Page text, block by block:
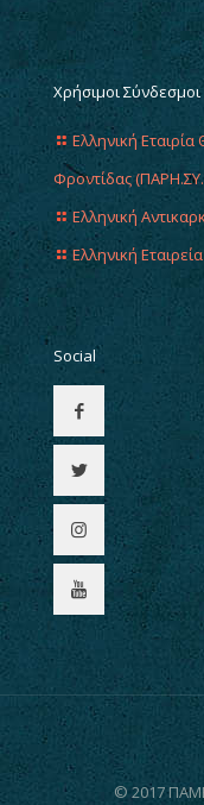
Χρήσιμοι Σύνδεσμοι
Ελληνική
Φροντίδας
Ελληνική
Ελληνική
Social
© 2017